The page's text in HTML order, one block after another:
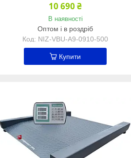
10 690 ₴
В наявності
Оптом і в роздріб
NIZ-VBU-A9-0910-500
Купити